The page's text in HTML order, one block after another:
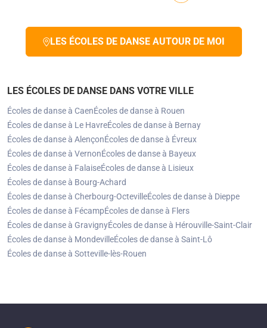
LES ÉCOLES DE DANSE AUTOUR DE MOI
LES ÉCOLES DE DANSE DANS VOTRE VILLE
Écoles de danse à CaenÉcoles de danse à Rouen
Écoles de danse à Le HavreÉcoles de danse à Bernay
Écoles de danse à AlençonÉcoles de danse à Évreux
Écoles de danse à VernonÉcoles de danse à Bayeux
Écoles de danse à FalaiseÉcoles de danse à Lisieux
Écoles de danse à Bourg-Achard
Écoles de danse à Cherbourg-OctevilleÉcoles de danse à Dieppe
Écoles de danse à FécampÉcoles de danse à Flers
Écoles de danse à GravignyÉcoles de danse à Hérouville-Saint-Clair
Écoles de danse à MondevilleÉcoles de danse à Saint-Lô
Écoles de danse à Sotteville-lès-Rouen